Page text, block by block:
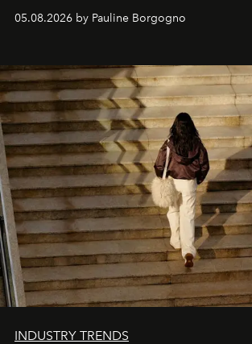
personnages continuent de susciter une
05.08.2026 by Pauline Borgogno
INDUSTRY TRENDS